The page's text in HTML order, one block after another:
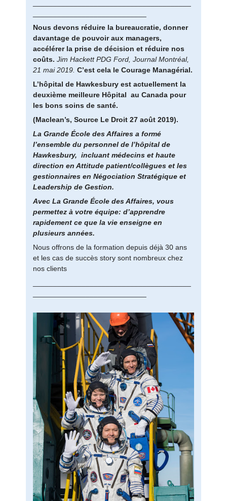
Nous devons réduire la bureaucratie, donner
davantage de pouvoir aux managers,
accélérer la prise de décision et réduire nos
coûts. Jim Hackett PDG Ford, Journal Montréal,
21 mai 2019.C’est cela le Courage Managérial.
L’hôpital de Hawkesbury est actuellement la
deuxième meilleure Hôpital au Canada pour
les bons soins de santé.
(Maclean’s, Source Le Droit 27 août 2019).
La Grande École des Affaires a formé
l’ensemble du personnel de l’hôpital de
Hawkesbury, incluant médecins et haute
direction en Attitude patient/collègues et les
gestionnaires en Négociation Stratégique et
Leadership de Gestion.
Avec La Grande École des Affaires, vous
permettez à votre équipe: d’apprendre
rapidement ce que la vie enseigne en
plusieurs années.
Nous offrons de la formation depuis déjà 30 ans
et les cas de succès story sont nombreux chez
nos clients